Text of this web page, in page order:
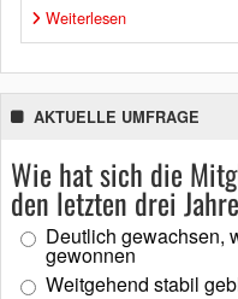
Weiterlesen
AKTUELLE UMFRAGE
Wie hat sich die
den letzten drei
Deutlich gewachsen,
gewonnen
Weitgehend stabil